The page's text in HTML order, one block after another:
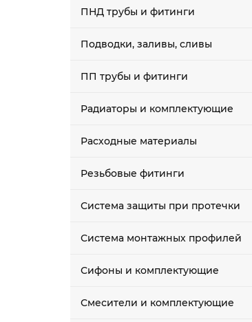
ПНД трубы и фитинги
Подводки, заливы, сливы
ПП трубы и фитинги
Радиаторы и комплектующие
Расходные материалы
Резьбовые фитинги
Система защиты при протечки
Система монтажных профилей
Сифоны и комплектующие
Смесители и комплектующие